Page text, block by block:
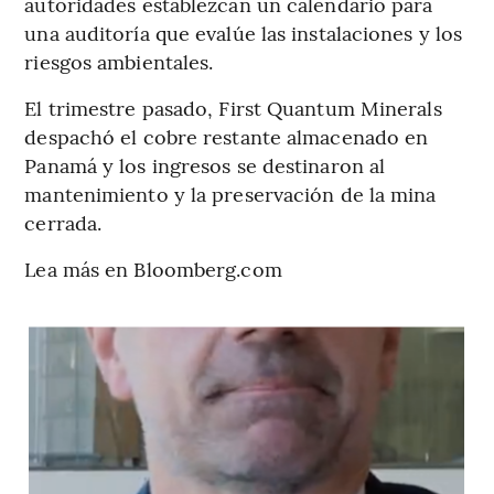
una auditoría que evalúe las instalaciones y los
riesgos ambientales.
El trimestre pasado, First Quantum Minerals
despachó el cobre restante almacenado en
Panamá y los ingresos se destinaron al
mantenimiento y la preservación de la mina
cerrada.
Lea más en Bloomberg.com